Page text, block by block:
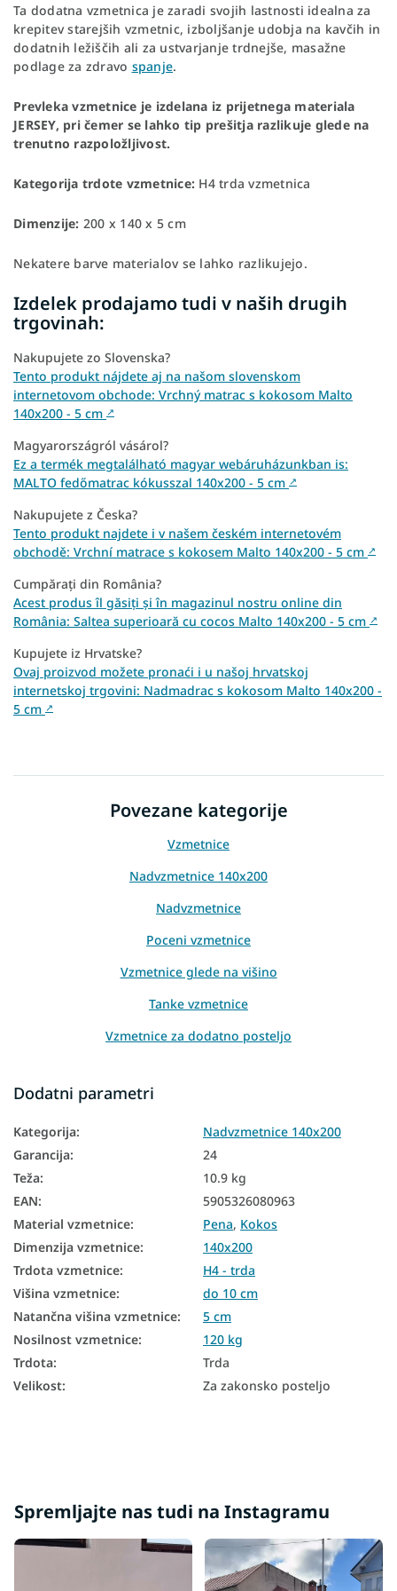
Ta dodatna vzmetnica je zaradi svojih lastnosti idealna za
krepitev starejših vzmetnic, izboljšanje udobja na kavčih in
dodatnih ležiščih ali za ustvarjanje trdnejše, masažne
podlage za zdravo spanje.
Prevleka vzmetnice je izdelana iz prijetnega materiala
JERSEY, pri čemer se lahko tip prešitja razlikuje glede na
trenutno razpoložljivost.
Kategorija trdote vzmetnice: H4 trda vzmetnica
Dimenzije: 200 x 140 x 5 cm
Nekatere barve materialov se lahko razlikujejo.
Izdelek prodajamo tudi v naših drugih
trgovinah:
Nakupujete zo Slovenska?
Tento produkt nájdete aj na našom slovenskom
internetovom obchode: Vrchný matrac s kokosom Malto
140x200 - 5 cm ↗
Magyarországról vásárol?
Ez a termék megtalálható magyar webáruházunkban is:
MALTO fedőmatrac kókusszal 140x200 - 5 cm ↗
Nakupujete z Česka?
Tento produkt najdete i v našem českém internetovém
obchodě: Vrchní matrace s kokosem Malto 140x200 - 5 cm ↗
Cumpărați din România?
Acest produs îl găsiți și în magazinul nostru online din
România: Saltea superioară cu cocos Malto 140x200 - 5 cm ↗
Kupujete iz Hrvatske?
Ovaj proizvod možete pronaći i u našoj hrvatskoj
internetskoj trgovini: Nadmadrac s kokosom Malto 140x200 -
5 cm ↗
Povezane kategorije
Vzmetnice
Nadvzmetnice 140x200
Nadvzmetnice
Poceni vzmetnice
Vzmetnice glede na višino
Tanke vzmetnice
Vzmetnice za dodatno posteljo
Vzmetnice za divan
Tanke vzmetnice 140x200
Poceni vzmetnice 140x200
Trde zgornje vzmetnice
Zgornje vzmetnice 5 cm
Dodatni parametri
Kategorija:
Nadvzmetnice 140x200
Garancija:
24
Teža:
10.9 kg
EAN:
5905326080963
Material vzmetnice: Pena, Kokos
Dimenzija vzmetnice:
140x200
Trdota vzmetnice:
H4 - trda
Višina vzmetnice:
do 10 cm
Natančna višina vzmetnice:
5 cm
Nosilnost vzmetnice:
120 kg
Trdota:
Trda
Velikost: Za zakonsko posteljo
Spremljajte nas tudi na Instagramu